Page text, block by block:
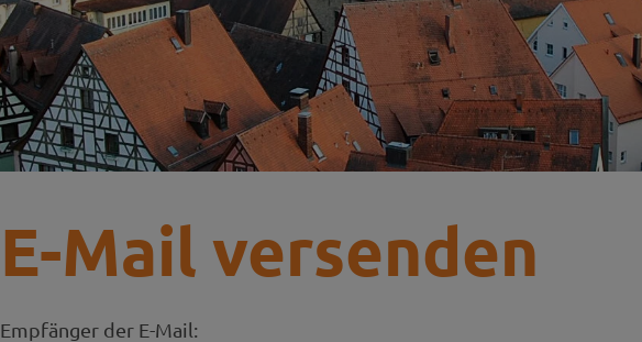
E-Mail versenden
Empfänger der E-Mail: